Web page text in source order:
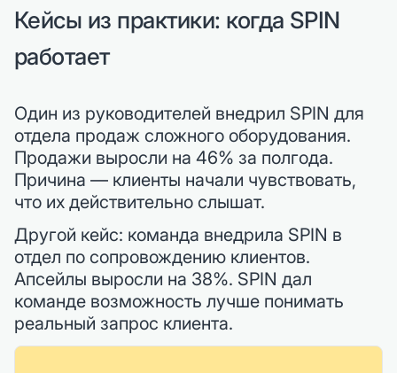
Кейсы из практики: когда SPIN
работает
Один из руководителей внедрил SPIN для
отдела продаж сложного оборудования.
Продажи выросли на 46% за полгода.
Причина — клиенты начали чувствовать,
что их действительно слышат.
Другой кейс: команда внедрила SPIN в
отдел по сопровождению клиентов.
Апсейлы выросли на 38%. SPIN дал
команде возможность лучше понимать
реальный запрос клиента.